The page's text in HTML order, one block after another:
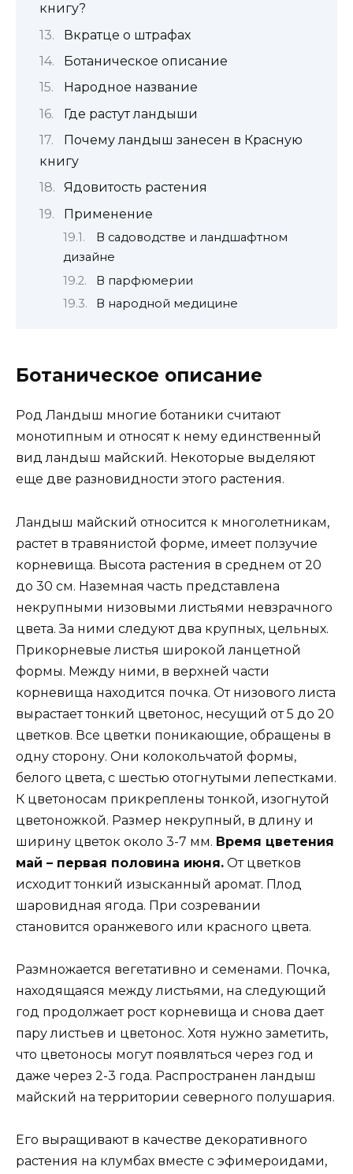
книгу?
Вкратце о штрафах
Ботаническое описание
Народное название
Где растут ландыши
Почему ландыш занесен в Красную
книгу
Ядовитость растения
Применение
В садоводстве и ландшафтном
дизайне
В парфюмерии
В народной медицине
Ботаническое описание
Род Ландыш многие ботаники считают
монотипным и относят к нему единственный
вид ландыш майский. Некоторые выделяют
еще две разновидности этого растения.
Ландыш майский относится к многолетникам,
растет в травянистой форме, имеет ползучие
корневища. Высота растения в среднем от 20
до 30 см. Наземная часть представлена
некрупными низовыми листьями невзрачного
цвета. За ними следуют два крупных, цельных.
Прикорневые листья широкой ланцетной
формы. Между ними, в верхней части
корневища находится почка. От низового листа
вырастает тонкий цветонос, несущий от 5 до 20
цветков. Все цветки поникающие, обращены в
одну сторону. Они колокольчатой формы,
белого цвета, с шестью отогнутыми лепестками.
К цветоносам прикреплены тонкой, изогнутой
цветоножкой. Размер некрупный, в длину и
ширину цветок около 3-7 мм. Время цветения
май – первая половина июня. От цветков
исходит тонкий изысканный аромат. Плод
шаровидная ягода. При созревании
становится оранжевого или красного цвета.
Размножается вегетативно и семенами. Почка,
находящаяся между листьями, на следующий
год продолжает рост корневища и снова дает
пару листьев и цветонос. Хотя нужно заметить,
что цветоносы могут появляться через год и
даже через 2-3 года. Распространен ландыш
майский на территории северного полушария.
Его выращивают в качестве декоративного
растения на клумбах вместе с эфимероидами,